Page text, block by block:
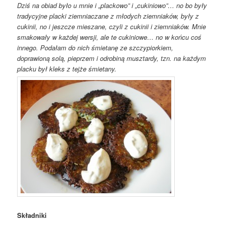
Dziś na obiad było u mnie i „plackowo” i „cukiniowo”… no bo były
tradycyjne placki ziemniaczane z młodych ziemniaków, były z
cukinii, no i jeszcze mieszane, czyli z cukinii i ziemniaków. Mnie
smakowały w każdej wersji, ale te cukiniowe… no w końcu coś
innego. Podałam do nich śmietanę ze szczypiorkiem,
doprawioną solą, pieprzem i odrobiną musztardy, tzn. na każdym
placku był kleks z tejże śmietany.
Składniki